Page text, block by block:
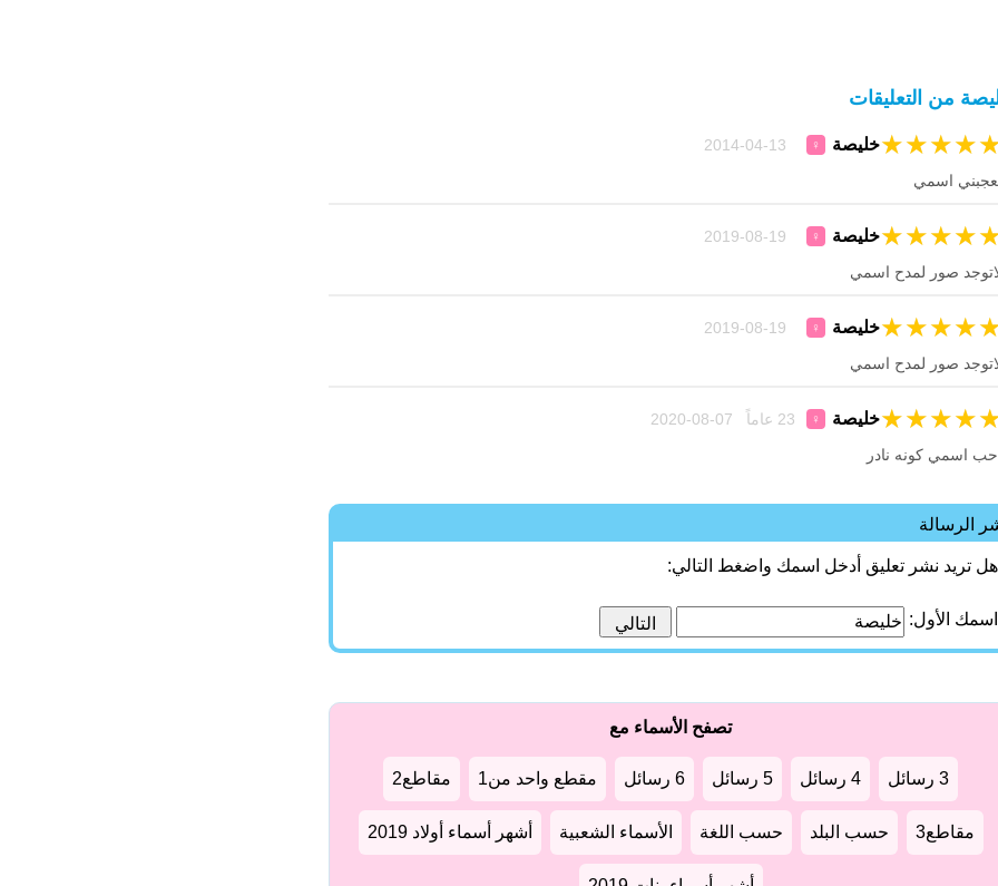
من التعليقات
خليصة ♀ ★
★
★
★
اسمي
خليصة ♀ ★
★
★
★
صور لمدح اسمي
خليصة ♀ ★
★
★
★
صور لمدح اسمي
خليصة ♀ ★
★
★
★
اسمي كونه نادر
الرسالة
هل تريد نشر تعليق أدخل اسمك واضغط التالي:
اسمك الأول:
تصفح الأسماء مع
3 رسائل 4 رسائل 5 رسائل 6 رسائل مقطع واحد من1 مقاطع2
مقاطع3 حسب البلد حسب اللغة الأسماء الشعبية أشهر أسماء أولاد 2019